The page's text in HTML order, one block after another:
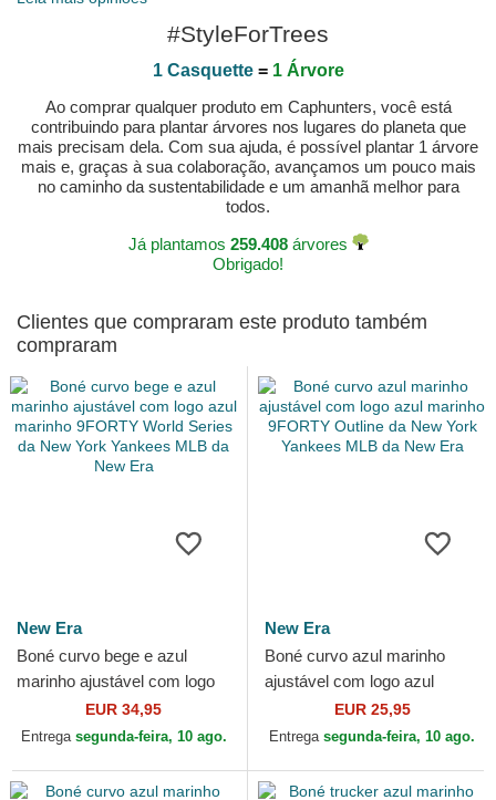
#StyleForTrees
1 Casquette= 1 Árvore
Ao comprar qualquer produto em Caphunters, você está
contribuindo para plantar árvores nos lugares do planeta que
mais precisam dela. Com sua ajuda, é possível plantar 1 árvore
mais e, graças à sua colaboração, avançamos um pouco mais
no caminho da sustentabilidade e um amanhã melhor para
todos.
Já plantamos 259.408árvores
Obrigado!
Clientes que compraram este produto também
compraram
New Era
Boné curvo bege e azul
marinho ajustável com logo
azul marinho 9FORTY World
Series da New York...
EUR 34,95
Entrega segunda-feira, 10 ago.
New Era
Boné curvo azul marinho
ajustável com logo azul
marinho 9FORTY Outline da
New York Yankees MLB da...
EUR 25,95
Entrega segunda-feira, 10 ago.